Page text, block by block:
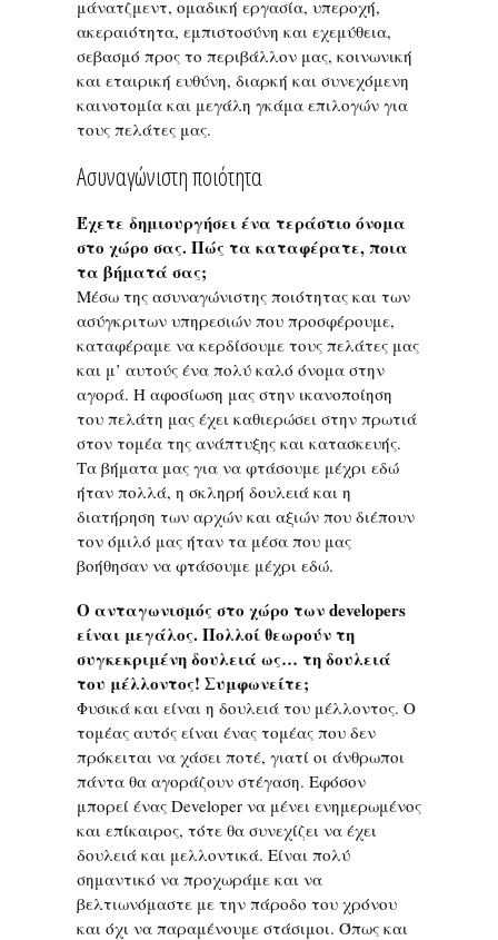
μάνατζμεντ, ομαδική εργασία, υπεροχή,
ακεραιότητα, εμπιστοσύνη και εχεμύθεια,
σεβασμό προς το περιβάλλον μας, κοινωνική
και εταιρική ευθύνη, διαρκή και συνεχόμενη
καινοτομία και μεγάλη γκάμα επιλογών για
τους πελάτες μας.
Ασυναγώνιστη ποιότητα
Έχετε δημιουργήσει ένα τεράστιο όνομα
στο χώρο σας. Πώς τα καταφέρατε, ποια
τα βήματά σας;
Μέσω της ασυναγώνιστης ποιότητας και των
ασύγκριτων υπηρεσιών που προσφέρουμε,
καταφέραμε να κερδίσουμε τους πελάτες μας
και μ’ αυτούς ένα πολύ καλό όνομα στην
αγορά. Η αφοσίωση μας στην ικανοποίηση
του πελάτη μας έχει καθιερώσει στην πρωτιά
στον τομέα της ανάπτυξης και κατασκευής.
Τα βήματα μας για να φτάσουμε μέχρι εδώ
ήταν πολλά, η σκληρή δουλειά και η
διατήρηση των αρχών και αξιών που διέπουν
τον όμιλό μας ήταν τα μέσα που μας
βοήθησαν να φτάσουμε μέχρι εδώ.
Ο ανταγωνισμός στο χώρο των developers
είναι μεγάλος. Πολλοί θεωρούν τη
συγκεκριμένη δουλειά ως… τη δουλειά
του μέλλοντος! Συμφωνείτε;
Φυσικά και είναι η δουλειά του μέλλοντος. Ο
τομέας αυτός είναι ένας τομέας που δεν
πρόκειται να χάσει ποτέ, γιατί οι άνθρωποι
πάντα θα αγοράζουν στέγαση. Εφόσον
μπορεί ένας Developer να μένει ενημερωμένος
και επίκαιρος, τότε θα συνεχίζει να έχει
δουλειά και μελλοντικά. Είναι πολύ
σημαντικό να προχωράμε και να
βελτιωνόμαστε με την πάροδο του χρόνου
και όχι να παραμένουμε στάσιμοι. Όπως και